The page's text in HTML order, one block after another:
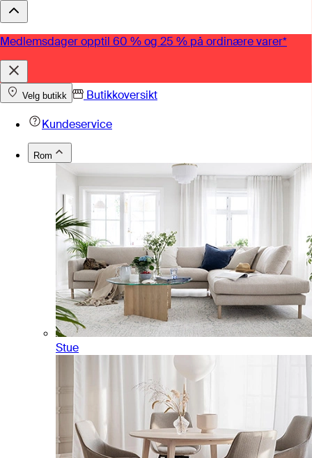
Medlemsdager opptil 60 % og 25 % på ordinære varer*
Velg butikk
Butikkoversikt
Kundeservice
Rom
Stue